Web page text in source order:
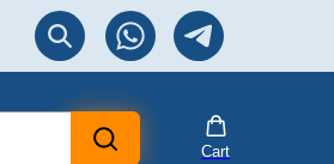
Перезвоните мне!
Cart